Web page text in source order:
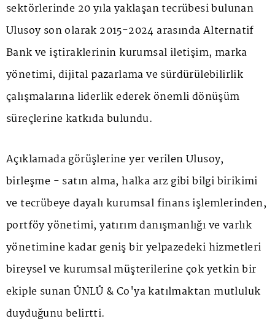
sektörlerinde 20 yıla yaklaşan tecrübesi bulunan
Ulusoy son olarak 2015-2024 arasında Alternatif
Bank ve iştiraklerinin kurumsal iletişim, marka
yönetimi, dijital pazarlama ve sürdürülebilirlik
çalışmalarına liderlik ederek önemli dönüşüm
süreçlerine katkıda bulundu.
Açıklamada görüşlerine yer verilen Ulusoy,
birleşme - satın alma, halka arz gibi bilgi birikimi
ve tecrübeye dayalı kurumsal finans işlemlerinden,
portföy yönetimi, yatırım danışmanlığı ve varlık
yönetimine kadar geniş bir yelpazedeki hizmetleri
bireysel ve kurumsal müşterilerine çok yetkin bir
ekiple sunan ÜNLÜ & Co'ya katılmaktan mutluluk
duyduğunu belirtti.